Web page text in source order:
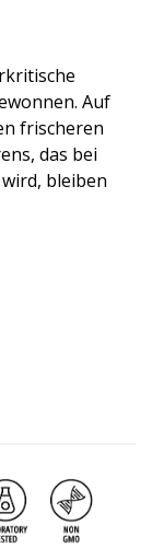
Auf
frischeren
das bei
bleiben